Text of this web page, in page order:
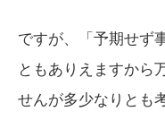
ですが、「予期せず
ともありえますから
せんが多少なりとも